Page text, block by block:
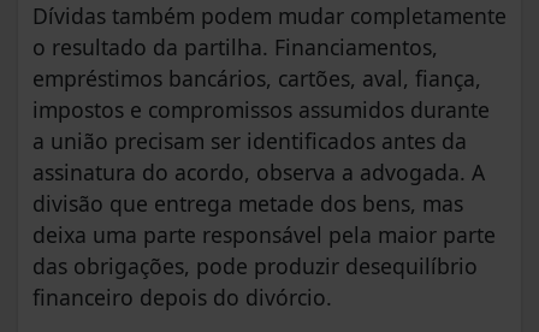
Dívidas também podem mudar completamente
o resultado da partilha. Financiamentos,
empréstimos bancários, cartões, aval, fiança,
impostos e compromissos assumidos durante
a união precisam ser identificados antes da
assinatura do acordo, observa a advogada. A
divisão que entrega metade dos bens, mas
deixa uma parte responsável pela maior parte
das obrigações, pode produzir desequilíbrio
financeiro depois do divórcio.